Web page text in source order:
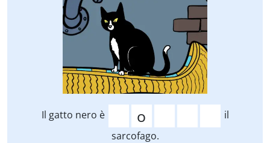
Il gatto nero è
il
sarcofago.